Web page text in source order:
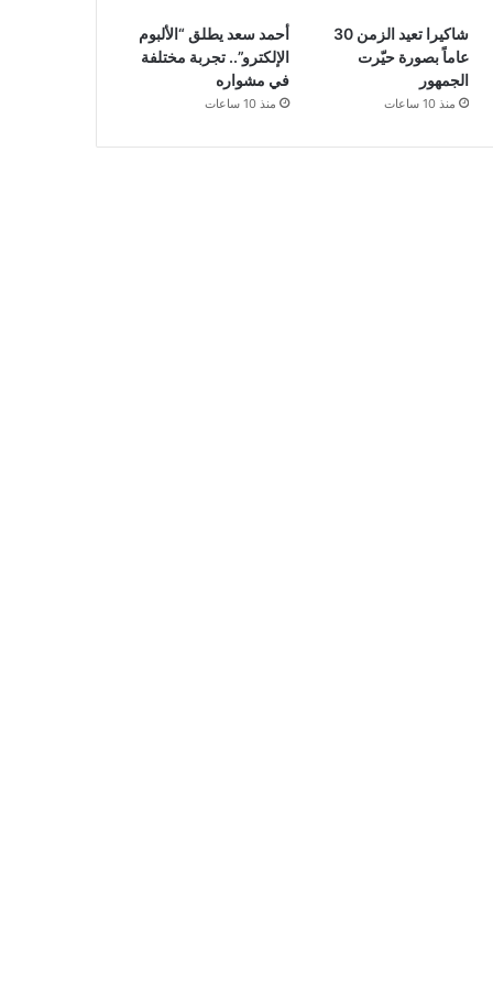
شاكيرا تعيد الزمن 30
عاماً بصورة حيّرت
الجمهور
منذ 10 ساعات
أحمد سعد يطلق “الألبوم
الإلكترو”.. تجربة مختلفة
في مشواره
منذ 10 ساعات